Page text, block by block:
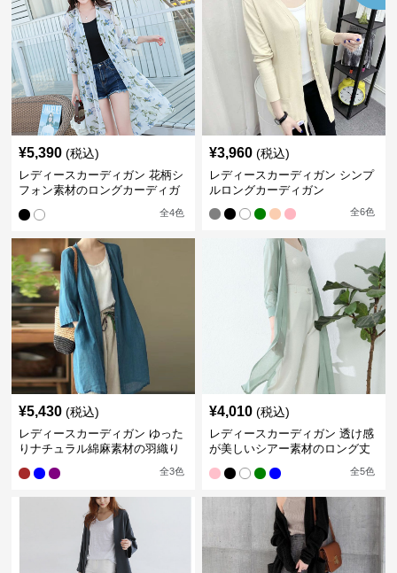
¥5,390 (税込)
レディースカーディガン 花柄シ
フォン素材のロングカーディガ
全4色
¥3,960 (税込)
レディースカーディガン シンプ
ルロングカーディガン
全6色
¥5,430 (税込)
レディースカーディガン ゆった
りナチュラル綿麻素材の羽織り
全3色
¥4,010 (税込)
レディースカーディガン 透け感
が美しいシアー素材のロング丈
全5色